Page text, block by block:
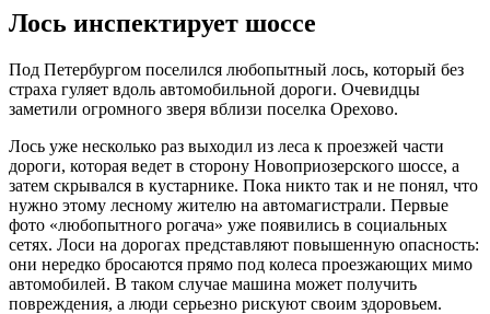
Лось инспектирует шоссе
Под Петербургом поселился любопытный лось, который без
страха гуляет вдоль автомобильной дороги. Очевидцы
заметили огромного зверя вблизи поселка Орехово.
Лось уже несколько раз выходил из леса к проезжей части
дороги, которая ведет в сторону Новоприозерского шоссе, а
затем скрывался в кустарнике. Пока никто так и не понял, что
нужно этому лесному жителю на автомагистрали. Первые
фото «любопытного рогача» уже появились в социальных
сетях. Лоси на дорогах представляют повышенную опасность:
они нередко бросаются прямо под колеса проезжающих мимо
автомобилей. В таком случае машина может получить
повреждения, а люди серьезно рискуют своим здоровьем.